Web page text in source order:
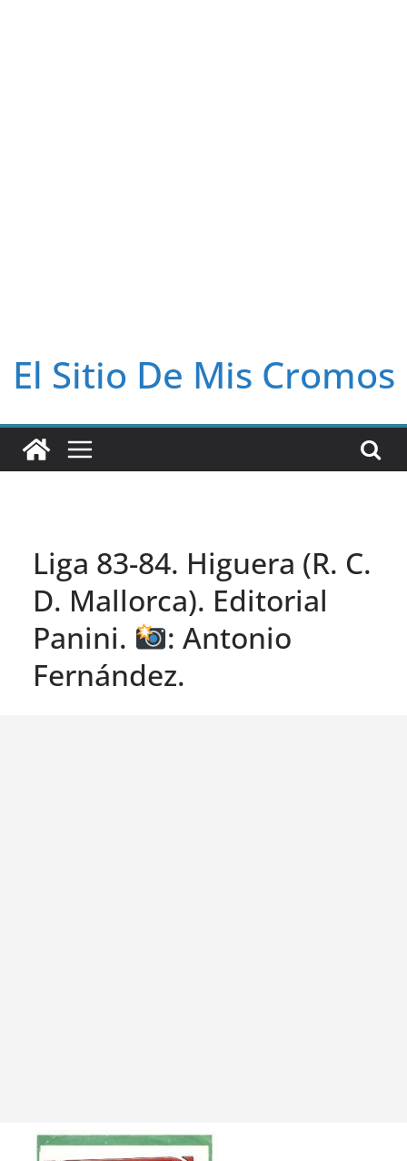
El Sitio De Mis Cromos
Liga 83-84. Higuera (R. C.
D. Mallorca). Editorial
Panini.
: Antonio
Fernández.